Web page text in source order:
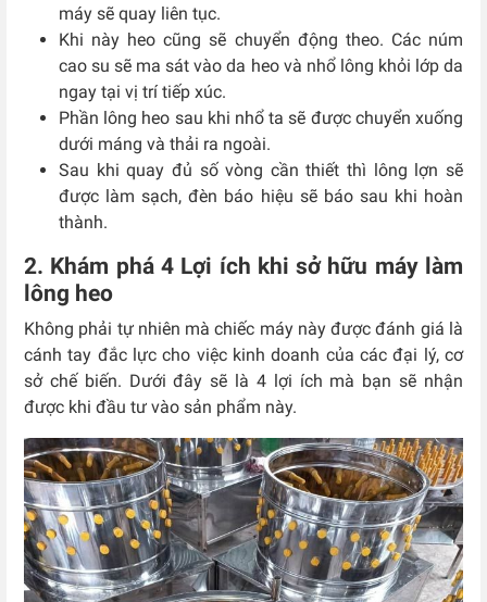
máy sẽ quay liên tục.
Khi này heo cũng sẽ chuyển động theo. Các núm
cao su sẽ ma sát vào da heo và nhổ lông khỏi lớp da
ngay tại vị trí tiếp xúc.
Phần lông heo sau khi nhổ ta sẽ được chuyển xuống
dưới máng và thải ra ngoài.
Sau khi quay đủ số vòng cần thiết thì lông lợn sẽ
được làm sạch, đèn báo hiệu sẽ báo sau khi hoàn
thành.
2. Khám phá 4 Lợi ích khi sở hữu máy làm
lông heo
Không phải tự nhiên mà chiếc máy này được đánh giá là
cánh tay đắc lực cho việc kinh doanh của các đại lý, cơ
sở chế biến. Dưới đây sẽ là 4 lợi ích mà bạn sẽ nhận
được khi đầu tư vào sản phẩm này.